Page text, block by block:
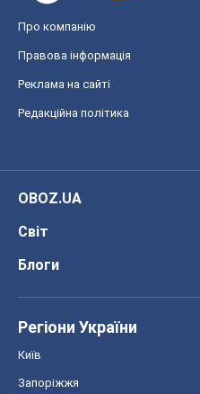
Про компанію
Правова інформація
Реклама на сайті
Редакційна політика
OBOZ.UA
Світ
Блоги
Регіони України
Київ
Запоріжжя